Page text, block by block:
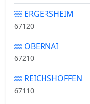
ERGERSHEIM
67120
OBERNAI
67210
REICHSHOFFEN
67110